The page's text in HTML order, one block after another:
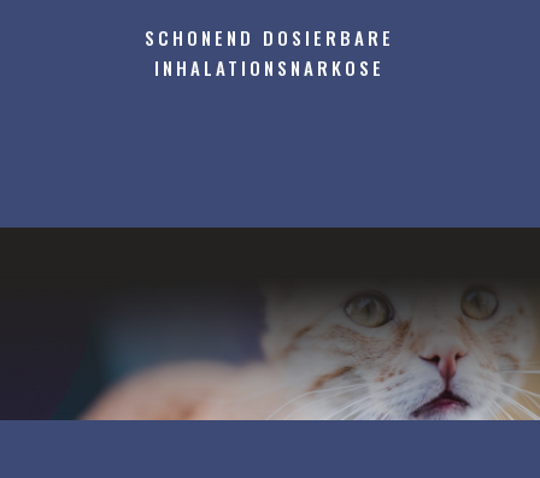
SCHONEND DOSIERBARE
INHALATIONSNARKOSE